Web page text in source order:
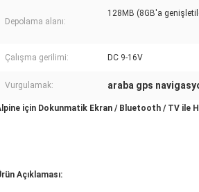
Depolama alanı:
128MB (8GB'a
Çalışma gerilimi: DC 9-16V
Vurgulamak: araba gps
için Dokunmatik Ekran / Bluetooth / TV ile
Açıklaması: